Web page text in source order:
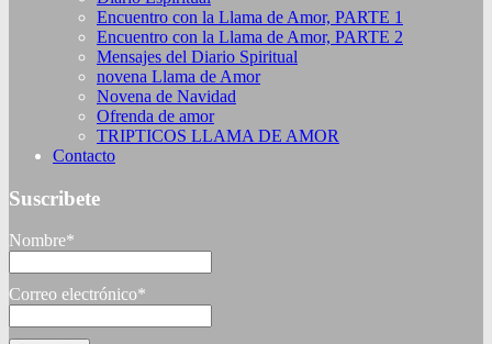
Encuentro con la Llama de Amor, PARTE 1
Encuentro con la Llama de Amor, PARTE 2
Mensajes del Diario Spiritual
novena Llama de Amor
Novena de Navidad
Ofrenda de amor
TRIPTICOS LLAMA DE AMOR
Contacto
Suscribete
Nombre*
Correo electrónico*